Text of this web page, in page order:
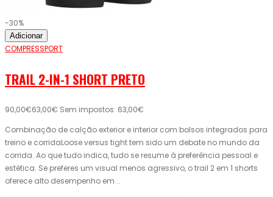
-30%
Adicionar
COMPRESSPORT
TRAIL 2-IN-1 SHORT PRETO
90,00€63,00€ Sem impostos: 63,00€
Combinação de calção exterior e interior com bolsos integrados para
treino e corridaLoose versus tight tem sido um debate no mundo da
corrida. Ao que tudo indica, tudo se resume à preferência pessoal e
estética. Se preferes um visual menos agressivo, o trail 2 em 1 shorts
oferece alto desempenho em ..